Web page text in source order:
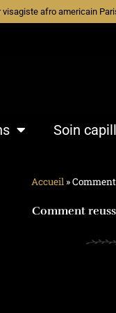
afro americain
Soin
Accueil»
Comment